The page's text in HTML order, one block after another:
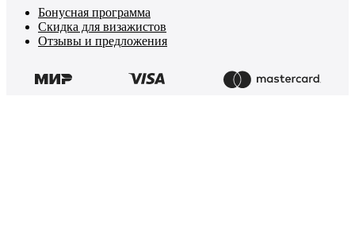
Бонусная программа
Скидка для визажистов
Отзывы и предложения